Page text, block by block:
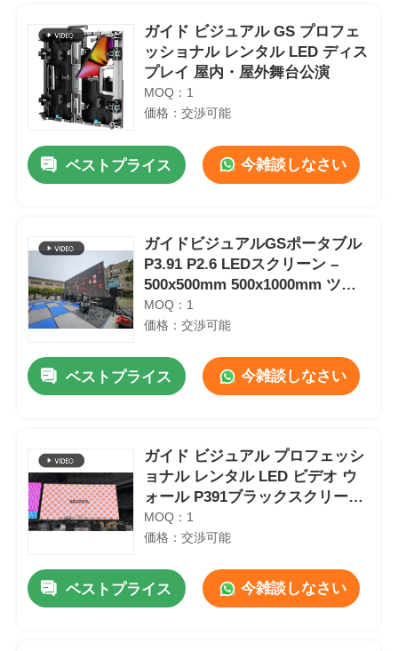
ガイド ビジュアル GS プロフェ
ッショナル レンタル LED ディス
プレイ 屋内・屋外舞台公演
MOQ：1
価格：交渉可能
ベストプライス 今雑談しなさい
ガイドビジュアルGSポータブル
P3.91 P2.6 LEDスクリーン –
500x500mm 500x1000mm ツア
ーショー＆音楽フェスティバル
用ステージLEDウォール
MOQ：1
価格：交渉可能
ベストプライス 今雑談しなさい
ガイド ビジュアル プロフェッシ
ョナル レンタル LED ビデオ ウ
ォール P391ブラックスクリーン
デザインなし 屋外イベントディ
スプレイ
MOQ：1
価格：交渉可能
ベストプライス 今雑談しなさい